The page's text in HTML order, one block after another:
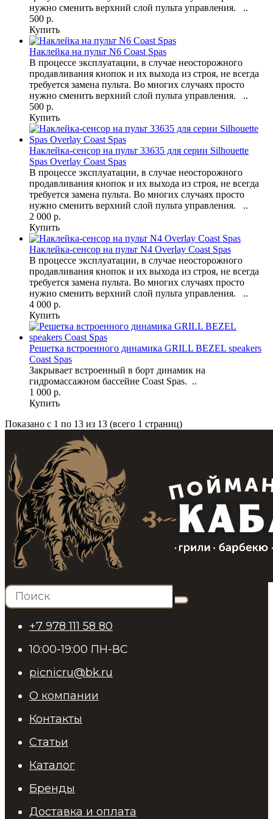
нужно сменить верхний слой пульта управления. ..
500 р.
Купить
Наклейка на пульт N6 Coast Spas
В процессе эксплуатации, в случае неосторожного
продавливания кнопок и их выхода из строя, не всегда
требуется замена пульта. Во многих случаях просто
нужно сменить верхний слой пульта управления. ..
500 р.
Купить
Наклейка-сенсор на пульт 33635 для серии Silhouette
Spas Overlay Coast Spas
В процессе эксплуатации, в случае неосторожного
продавливания кнопок и их выхода из строя, не всегда
требуется замена пульта. Во многих случаях просто
нужно сменить верхний слой пульта управления. ..
2 000 р.
Купить
Наклейка-сенсор на пульт N4 Overlay Coast Spas
В процессе эксплуатации, в случае неосторожного
продавливания кнопок и их выхода из строя, не всегда
требуется замена пульта. Во многих случаях просто
нужно сменить верхний слой пульта управления. ..
4 000 р.
Купить
Решетка встроенного динамика GRILL BEZEL speakers
Coast Spas
Закрывает встроенный в борт динамик на
гидромассажном бассейне Coast Spas. ..
1 000 р.
Купить
Показано с 1 по 13 из 13 (всего 1 страниц)
+7 978 111 58 80
10:00-19:00 ПН-ВС
picnicru@bk.ru
О компании
Контакты
Статьи
Каталог
Бренды
Доставка и оплата